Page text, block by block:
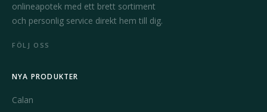
onlineapotek med ett brett sortiment
och personlig service direkt hem till dig.
FÖLJ OSS
NYA PRODUKTER
Calan